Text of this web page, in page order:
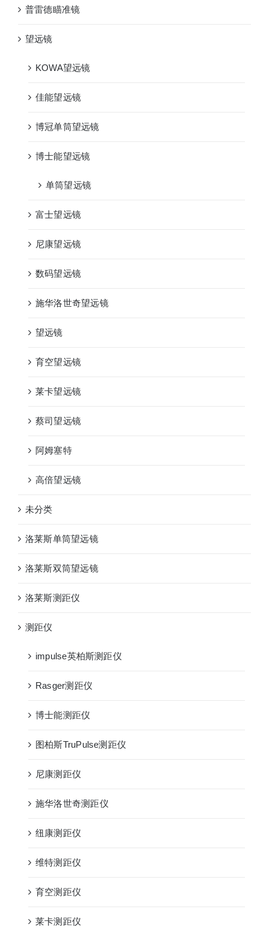
普雷德瞄准镜
望远镜
KOWA望远镜
佳能望远镜
博冠单筒望远镜
博士能望远镜
单筒望远镜
富士望远镜
尼康望远镜
数码望远镜
施华洛世奇望远镜
望远镜
育空望远镜
莱卡望远镜
蔡司望远镜
阿姆塞特
高倍望远镜
未分类
洛莱斯单筒望远镜
洛莱斯双筒望远镜
洛莱斯测距仪
测距仪
impulse英柏斯测距仪
Rasger测距仪
博士能测距仪
图柏斯TruPulse测距仪
尼康测距仪
施华洛世奇测距仪
纽康测距仪
维特测距仪
育空测距仪
莱卡测距仪